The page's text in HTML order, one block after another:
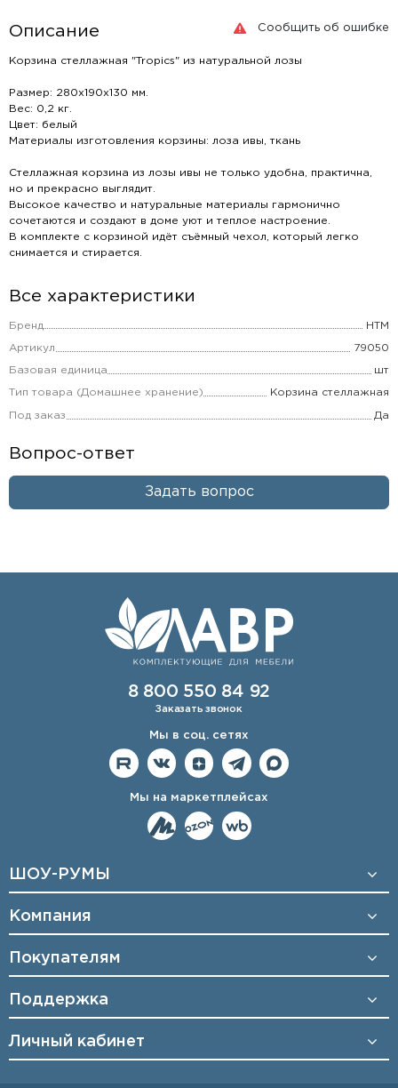
Сообщить об ошибке
Описание
Корзина стеллажная "Tropics" из натуральной лозы
Размер: 280х190х130 мм.
Вес: 0,2 кг.
Цвет: белый
Материалы изготовления корзины: лоза ивы, ткань
Стеллажная корзина из лозы ивы не только удобна, практична,
но и прекрасно выглядит.
Высокое качество и натуральные материалы гармонично
сочетаются и создают в доме уют и теплое настроение.
В комплекте с корзиной идёт съёмный чехол, который легко
снимается и стирается.
Все характеристики
Бренд НТМ
Артикул 79050
Базовая единица шт
Тип товара (Домашнее хранение) Корзина стеллажная
Под заказ Да
Вопрос-ответ
Задать вопрос
8 800 550 84 92
Заказать звонок
Мы в соц. сетях
Мы на маркетплейсах
ШОУ-РУМЫ
Компания
Покупателям
Поддержка
Личный кабинет